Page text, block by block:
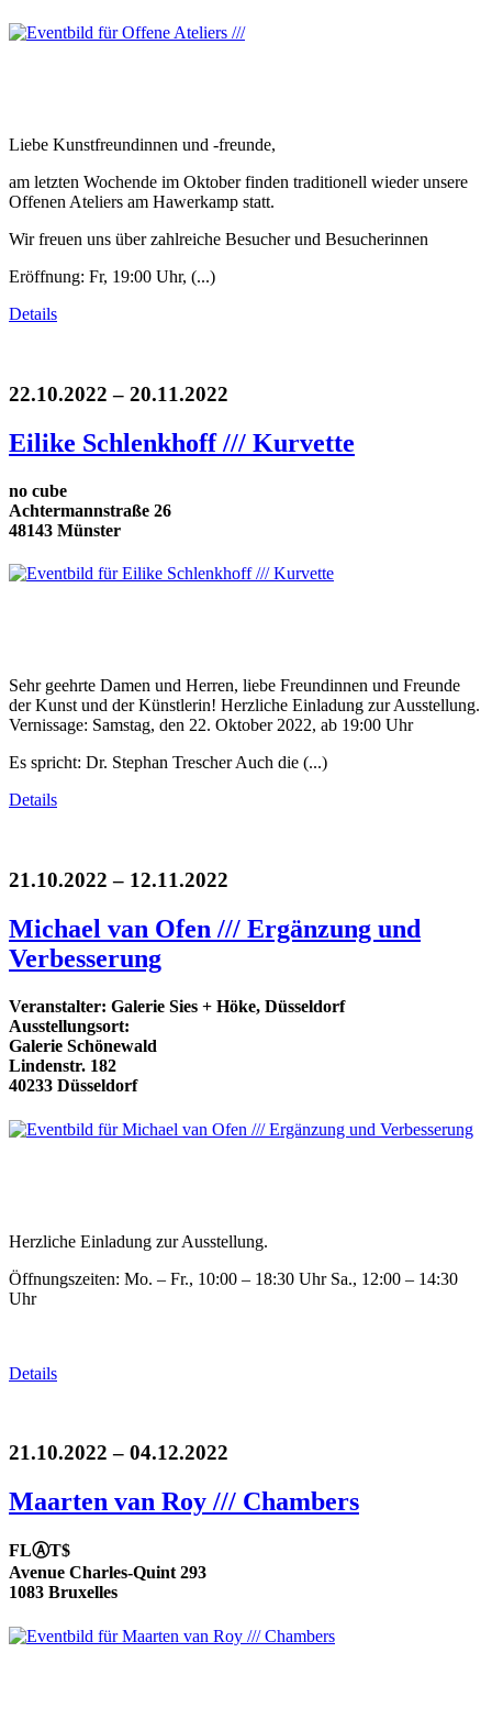
Liebe Kunstfreundinnen und -freunde,
am letzten Wochende im Oktober finden traditionell wieder unsere
Offenen Ateliers am Hawerkamp statt.
Wir freuen uns über zahlreiche Besucher und Besucherinnen
Eröffnung: Fr, 19:00 Uhr, (...)
Details
22.10.2022 – 20.11.2022
Eilike Schlenkhoff /// Kurvette
no cube
Achtermannstraße 26
48143 Münster
Sehr geehrte Damen und Herren, liebe Freundinnen und Freunde
der Kunst und der Künstlerin! Herzliche Einladung zur Ausstellung.
Vernissage: Samstag, den 22. Oktober 2022, ab 19:00 Uhr
Es spricht: Dr. Stephan Trescher Auch die (...)
Details
21.10.2022 – 12.11.2022
Michael van Ofen /// Ergänzung und
Verbesserung
Veranstalter: Galerie Sies + Höke, Düsseldorf
Ausstellungsort:
Galerie Schönewald
Lindenstr. 182
40233 Düsseldorf
Herzliche Einladung zur Ausstellung.
Öffnungszeiten: Mo. – Fr., 10:00 – 18:30 Uhr Sa., 12:00 – 14:30
Uhr
Details
21.10.2022 – 04.12.2022
Maarten van Roy /// Chambers
FLⒶT$
Avenue Charles-Quint 293
1083 Bruxelles